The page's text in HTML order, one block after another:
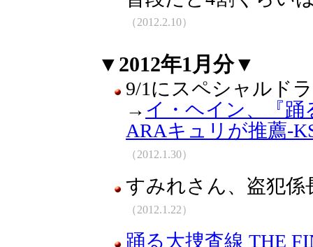
（2012.2.10）
▼2012年1月分▼
9/1にスペシャルド
→ イ・ヘイン、『踊
ARAキュリが推薦-
（2012.1.30）
すみれさん、盗犯係
（2012.1.22）
踊る大捜査線 THE